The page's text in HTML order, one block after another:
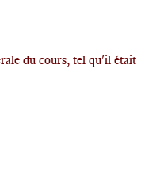
du cours, tel qu'il était